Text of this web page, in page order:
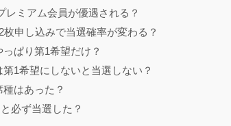
レミアム会員が優遇される？
枚申し込みで当選確率が変わる？
ぱり第1希望だけ？
1希望にしないと当選しない？
はあった？
必ず当選した？